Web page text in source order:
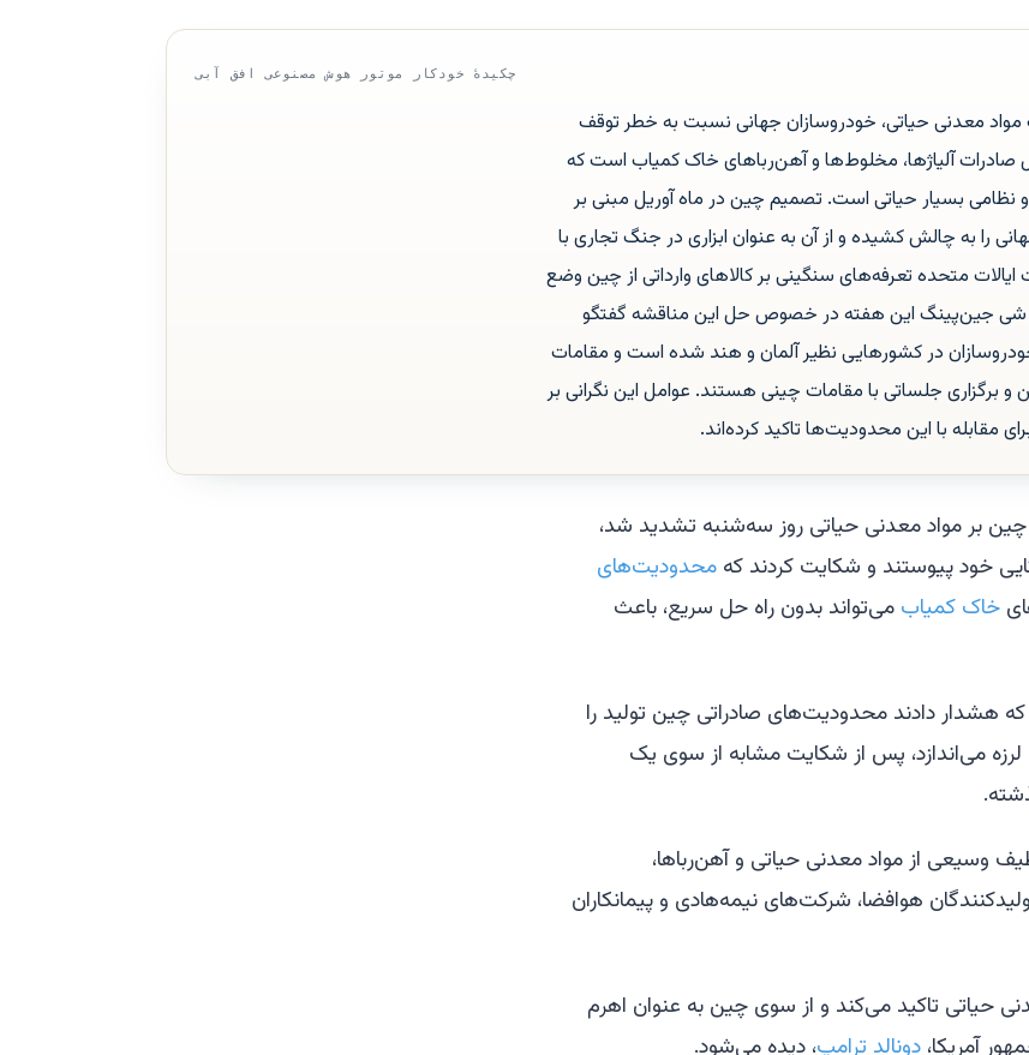
چکیدهٔ خودکار موتور هوش مصنوعی افق آبی
معدنی حیاتی، خودروسازان جهانی نسبت به خطر توقف
آلیاژها، مخلوط‌ها و آهن‌رباهای خاک کمیاب است که
نظامی بسیار حیاتی است. تصمیم چین در ماه آوریل مبنی بر
را به چالش کشیده و از آن به عنوان ابزاری در جنگ تجاری با
متحده تعرفه‌های سنگینی بر کالاهای وارداتی از چین وضع
و شی جین‌پینگ این هفته در خصوص حل این مناقشه گفتگو
در کشورهایی نظیر آلمان و هند شده است و مقامات
برگزاری جلساتی با مقامات چینی هستند. عوامل این نگرانی بر
مقابله با این محدودیت‌ها تاکید کرده‌اند.
چین بر مواد معدنی حیاتی روز سه‌شنبه تشدید شد،
خود پیوستند و شکایت کردند که محدودیت‌های
خاک کمیاب می‌تواند بدون راه حل سریع، باعث
هشدار دادند محدودیت‌های صادراتی چین تولید را
می‌اندازد، پس از شکایت مشابه از سوی یک
وسیعی از مواد معدنی حیاتی و آهن‌رباها،
هوافضا، شرکت‌های نیمه‌هادی و پیمانکاران
حیاتی تاکید می‌کند و از سوی چین به عنوان اهرم
آمریکا، دونالد ترامپ، دیده می‌شود.